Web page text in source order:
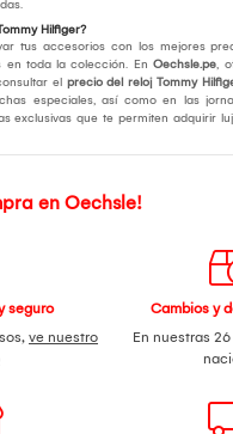
Hilfiger?
tus accesorios con los mejores
en toda la colección. En Oechsle.pe,
el precio del reloj Tommy
especiales, así como en las
exclusivas que te permiten adquirir
en Oechsle!
seguro
ve nuestro
Cambios y
En nuestras